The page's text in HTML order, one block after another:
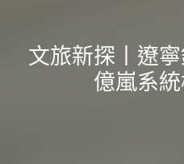
文旅新探丨遼
億嵐系